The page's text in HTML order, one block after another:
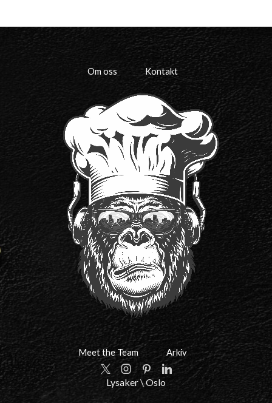
Om oss Kontakt
Meet the Team Arkiv
TwitterInstagram
PinterestLinkedin
Lysaker \ Oslo